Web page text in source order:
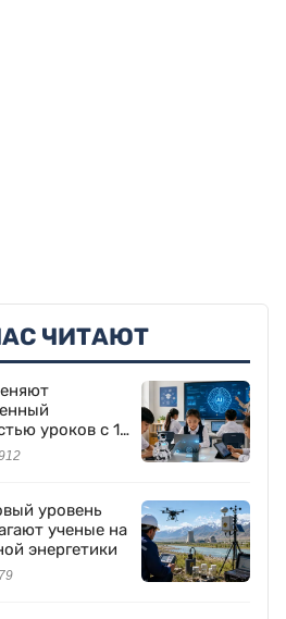
ЧИТАЮТ
уроков с 1
уровень
ученые на
энергетики